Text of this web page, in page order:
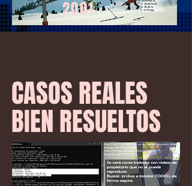
2001
CASOS REALES
BIEN RESUELTOS